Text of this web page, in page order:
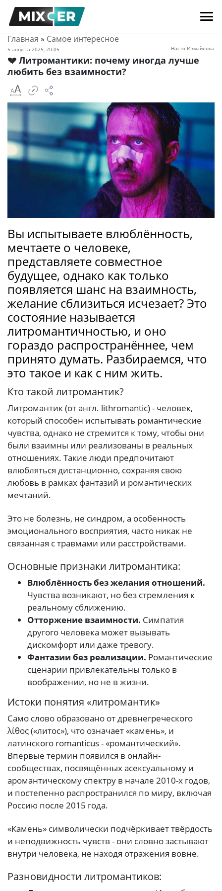
Главная » Самое интересное
5 августа 2025, 20:05 Настя Измайлова
💔 Литромантики: почему иногда лучше
любить без взаимности?
Вы испытываете влюблённость,
мечтаете о человеке,
представляете совместное
будущее, однако как только
появляется шанс на взаимность,
желание сблизиться исчезает? Это
состояние называется
литромантичностью, и оно
гораздо распространённее, чем
принято думать. Разбираемся, что
это такое и как с ним жить.
Кто такой литромантик?
Литромантик (от англ. lithromantic) - человек,
который способен испытывать романтические
чувства, однако не стремится к тому, чтобы они
были взаимны или реализованы в реальных
отношениях. Такие люди предпочитают
влюбляться дистанционно, сохраняя свою
любовь в рамках фантазий и романтических
мечтаний.
Это не болезнь, не синдром, а особенность
эмоционального восприятия, часто никак не
связанная с травмами или расстройствами.
Основные признаки литромантика:
Влюблённость без желания отношений.
Чувства возникают, но без стремления к
реальному сближению.
Отторжение взаимности. Симпатия
другого человека может вызывать
дискомфорт или даже тревогу.
Фантазии без реализации. Романтические
сценарии привлекательны только в
воображении, но не в жизни.
Истоки понятия «литромантик»
Само слово образовано от древнегреческого
λίθος («литос»), что означает «камень», и
латинского romanticus - «романтический».
Впервые термин появился в онлайн-
сообществах, посвящённых асексуальному и
аромантическому спектру в начале 2010-х годов,
и постепенно распространился по миру, включая
Россию после 2015 года.
«Камень» символически подчёркивает твёрдость
и неподвижность чувств - они словно застывают
внутри человека, не находя отражения вовне.
Разновидности литромантиков: